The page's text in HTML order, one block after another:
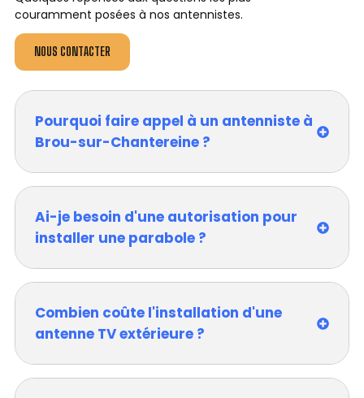
couramment posées à nos antennistes.
NOUS CONTACTER
Pourquoi faire appel à un antenniste à
Brou-sur-Chantereine ?
Ai-je besoin d'une autorisation pour
installer une parabole ?
Combien coûte l'installation d'une
antenne TV extérieure ?